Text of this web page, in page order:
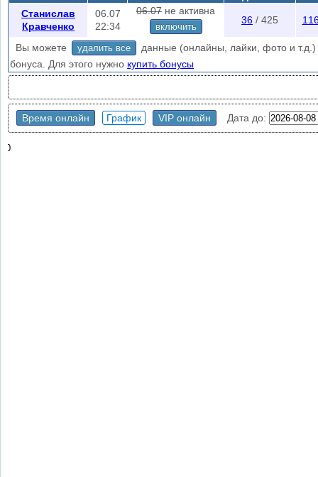
Станислав
Кравченко
06.07
22:34
06.07 не активна
включить
36 / 425
Вы можете удалить все
данные (онлайны, лайки, фото и т.д.)
бонуса. Для этого нужно купить бонусы
Время онлайн График VIP онлайн Дата до:
0